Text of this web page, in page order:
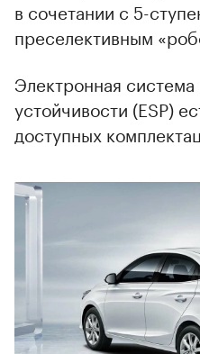
в сочетании с 5-
преселективным
Электронная
устойчивости (ESP)
доступных